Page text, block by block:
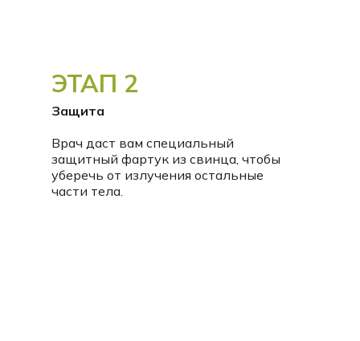
Защита
Врач даст вам специальный
защитный фартук из свинца, чтобы
уберечь от излучения остальные
части тела.
ЭТАП 2